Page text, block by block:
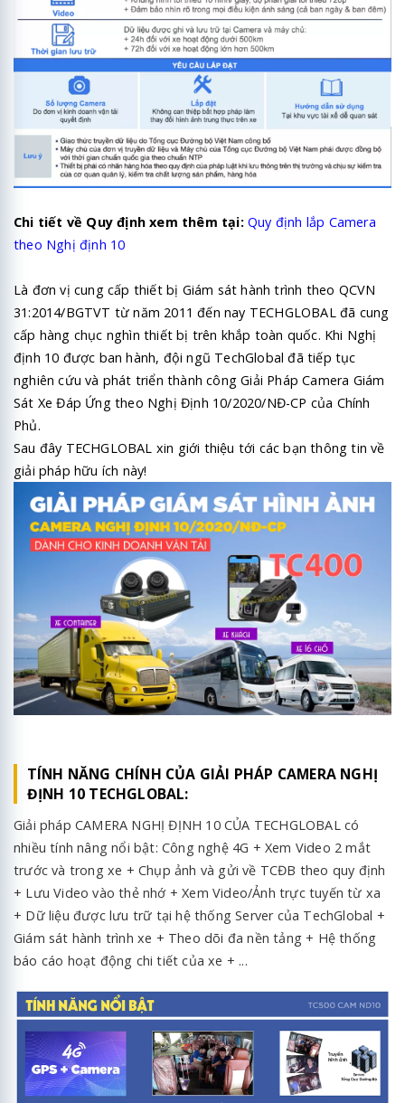
Chi tiết về Quy định xem thêm tại: Quy định lắp Camera
theo Nghị định 10
Là đơn vị cung cấp thiết bị Giám sát hành trình theo QCVN
31:2014/BGTVT từ năm 2011 đến nay TECHGLOBAL đã cung
cấp hàng chục nghìn thiết bị trên khắp toàn quốc. Khi Nghị
định 10 được ban hành, đội ngũ TechGlobal đã tiếp tục
nghiên cứu và phát triển thành công Giải Pháp Camera Giám
Sát Xe Đáp Ứng theo Nghị Định 10/2020/NĐ-CP của Chính
Phủ.
Sau đây TECHGLOBAL xin giới thiệu tới các bạn thông tin về
giải pháp hữu ích này!
TÍNH NĂNG CHÍNH CỦA GIẢI PHÁP CAMERA NGHỊ
ĐỊNH 10 TECHGLOBAL:
Giải pháp CAMERA NGHỊ ĐỊNH 10 CỦA TECHGLOBAL có
nhiều tính nâng nổi bật: Công nghệ 4G + Xem Video 2 mắt
trước và trong xe + Chụp ảnh và gửi về TCĐB theo quy định
+ Lưu Video vào thẻ nhớ + Xem Video/Ảnh trực tuyến từ xa
+ Dữ liệu được lưu trữ tại hệ thống Server của TechGlobal +
Giám sát hành trình xe + Theo dõi đa nền tảng + Hệ thống
báo cáo hoạt động chi tiết của xe + ...